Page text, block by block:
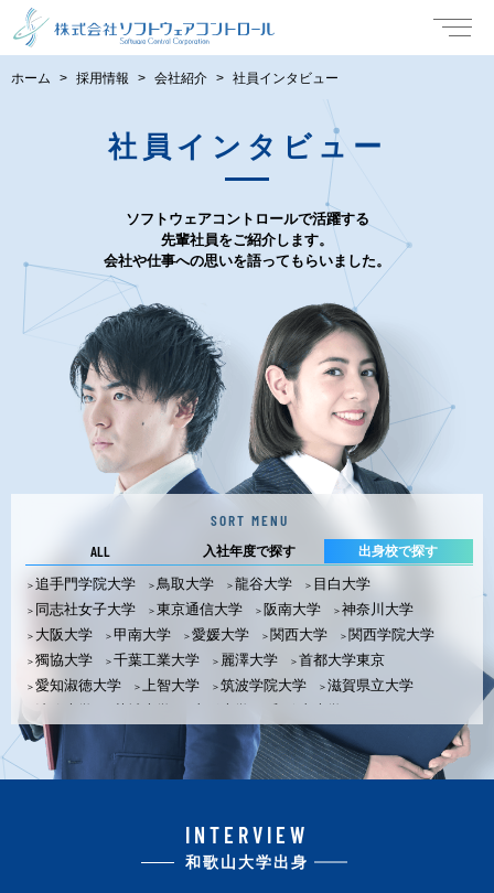
ホーム 採用情報 会社紹介 社員インタビュー
社員インタビュー
ソフトウェアコントロールで活躍する
先輩社員をご紹介します。
会社や仕事への思いを語ってもらいました。
SORT MENU
ALL
入社年度で探す 出身校で探す
追手門学院大学 鳥取大学 龍谷大学
目白大学
同志社女子大学
東京通信大学 阪南大学
神奈川大学
大阪大学
甲南大学 愛媛大学 関西大学
関西学院大学
獨協大学
千葉工業大学 麗澤大学
首都大学東京
愛知淑徳大学
上智大学 筑波学院大学
滋賀県立大学
法政大学
茨城大学 山形大学
和歌山大学
関西外国語大学
東海大学 青山学院大学
大分大学
大阪教育大学
大阪教育大学大学院
大阪経済大学
京都産業大学 京都女子大学
神戸大学 神戸女学院大学 滋賀大学
INTERVIEW
和歌山大学出身